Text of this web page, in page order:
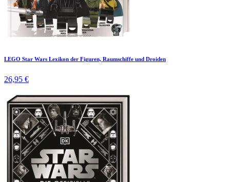
LEGO Star Wars Lexikon der Figuren, Raumschiffe und Droiden
26,95 €